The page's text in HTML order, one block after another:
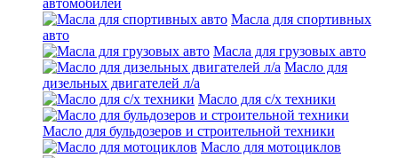
автомобилей
Масла для спортивных
авто
Масла для грузовых авто
Масло для
дизельных двигателей л/а
Масло для с/х техники
Масло для бульдозеров и строительной техники
Масло для мотоциклов